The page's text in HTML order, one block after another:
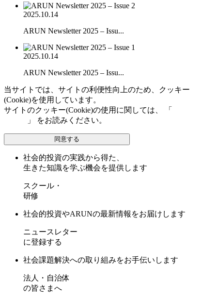
2025.10.14
ARUN Newsletter 2025 – Issu...
2025.10.14
ARUN Newsletter 2025 – Issu...
当サイトでは、サイトの利便性向上のため、クッキー
(Cookie)を使用しています。
サイトのクッキー(Cookie)の使用に関しては、 「
」 をお読みください。
同意する
社会的投資の実践から得た、
生きた知識を学ぶ機会を提供します
スクール・
研修
社会的投資やARUNの最新情報をお届けします
ニュースレター
に登録する
社会課題解決への取り組みをお手伝いします
法人・自治体
の皆さまへ